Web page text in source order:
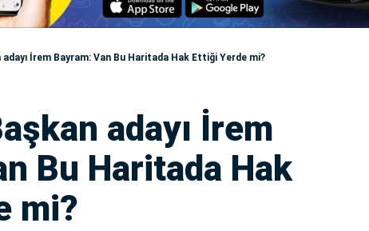
adayı İrem Bayram: Van Bu Haritada Hak Ettiği Yerde mi?
adayı İrem
Bu Haritada Hak
mi?